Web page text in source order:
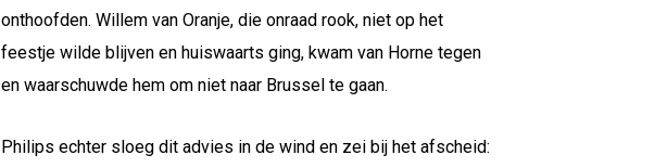
onthoofden. Willem van Oranje, die onraad rook, niet op het
feestje wilde blijven en huiswaarts ging, kwam van Horne tegen
en waarschuwde hem om niet naar Brussel te gaan.
Philips echter sloeg dit advies in de wind en zei bij het afscheid: